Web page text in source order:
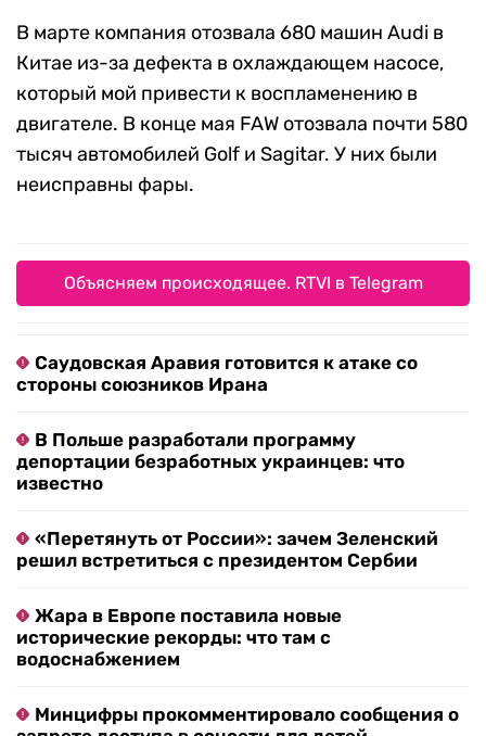
В марте компания отозвала 680 машин Audi в
Китае из-за дефекта в охлаждающем насосе,
который мой привести к воспламенению в
двигателе. В конце мая FAW отозвала почти 580
тысяч автомобилей Golf и Sagitar. У них были
неисправны фары.
Объясняем происходящее. RTVI в Telegram
Саудовская Аравия готовится к атаке со
стороны союзников Ирана
В Польше разработали программу
депортации безработных украинцев: что
известно
«Перетянуть от России»: зачем Зеленский
решил встретиться с президентом Сербии
Жара в Европе поставила новые
исторические рекорды: что там с
водоснабжением
Минцифры прокомментировало сообщения о